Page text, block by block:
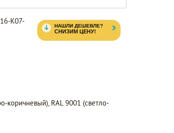
K07-
коричневый), RAL 9001 (светло-